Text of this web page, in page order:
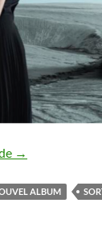
Corde Oblique
→
ALBUM